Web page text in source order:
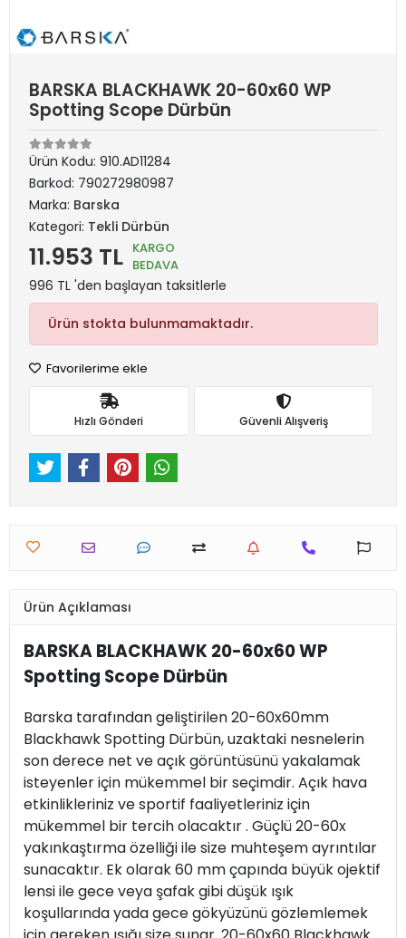
BARSKA BLACKHAWK 20-60x60 WP
Spotting Scope Dürbün
Ürün Kodu: 910.AD11284
Barkod: 790272980987
Marka: Barska
Kategori: Tekli Dürbün
11.953 TL KARGO
BEDAVA
996 TL 'den başlayan taksitlerle
Ürün stokta bulunmamaktadır.
Favorilerime ekle
Hızlı Gönderi Güvenli Alışveriş
Ürün Açıklaması
BARSKA BLACKHAWK 20-60x60 WP
Spotting Scope Dürbün
Barska tarafından geliştirilen 20-60x60mm
Blackhawk Spotting Dürbün, uzaktaki nesnelerin
son derece net ve açık görüntüsünü yakalamak
isteyenler için mükemmel bir seçimdir. Açık hava
etkinlikleriniz ve sportif faaliyetleriniz için
mükemmel bir tercih olacaktır . Güçlü 20-60x
yakınkaştırma özelliği ile size muhteşem ayrıntılar
sunacaktır. Ek olarak 60 mm çapında büyük ojektif
lensi ile gece veya şafak gibi düşük ışık
koşullarında yada gece gökyüzünü gözlemlemek